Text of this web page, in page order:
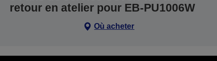
retour en atelier pour EB-PU1006W
Où acheter